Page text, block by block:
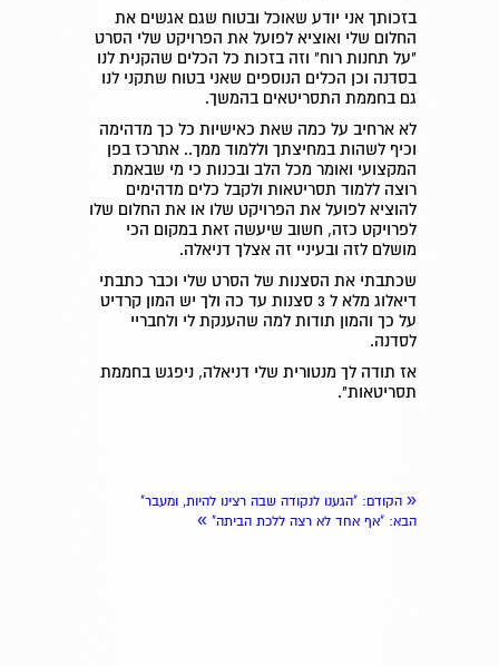
בזכותך אני יודע שאוכל ובטוח שגם אגשים את
החלום שלי ואוציא לפועל את הפרויקט שלי הסרט
"על תחנות רוח" וזה בזכות כל הכלים שהקנית לנו
בסדנה וכן הכלים הנוספים שאני בטוח שתקני לנו
גם בחממת התסריטאים בהמשך.
לא ארחיב על כמה שאת כאישיות כל כך מדהימה
וכיף לשהות במחיצתך וללמוד ממך.. אתרכז בפן
המקצועי ואומר מכל הלב ובכנות כי מי שבאמת
רוצה ללמוד תסריטאות ולקבל כלים מדהימים
להוציא לפועל את הפרויקט שלו או את החלום שלו
לפרויקט כזה, חשוב שיעשה זאת במקום הכי
מושלם לזה ובעיניי זה אצלך דניאלה.
שכתבתי את הסצנות של הסרט שלי וכבר כתבתי
דיאלוג מלא ל 3 סצנות עד כה ולך יש המון קרדיט
על כך והמון תודות למה שהענקת לי ולחבריי
לסדנה.
אז תודה לך מנטורית שלי דניאלה, ניפגש בחממת
תסריטאות".
« הקודם: "הגענו לנקודה שבה רצינו להיות, ומעבר"
הבא: "אף אחד לא רצה ללכת הביתה" »